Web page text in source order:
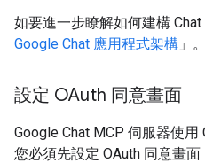
如要進一步瞭解如何建構
Google Chat 應用程式架構 」。
設定 OAuth 同意畫面
Google Chat MCP 伺服器使用
您必須先設定 OAuth 同意畫